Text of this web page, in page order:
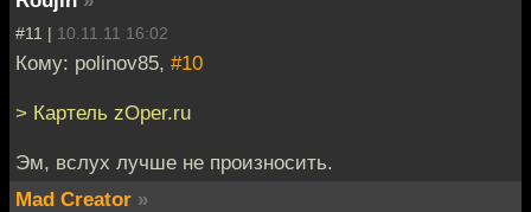
#11 | 10.11.11 16:02
Кому: polinov85, #10
> Картель zOper.ru
Эм, вслух лучше не произносить.
Mad Creator »